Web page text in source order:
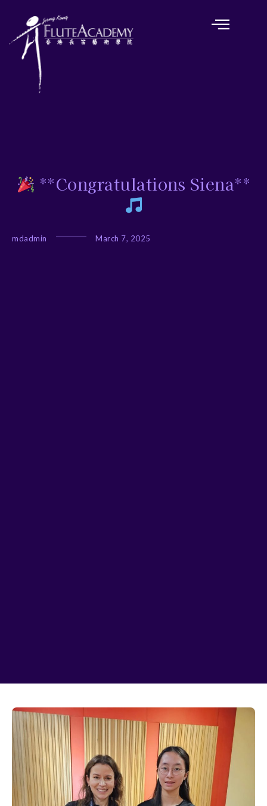
**Congratulations Siena**
mdadmin March 7, 2025